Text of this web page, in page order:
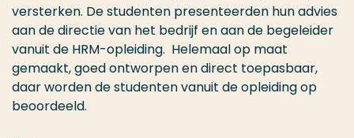
versterken. De studenten presenteerden hun advies
aan de directie van het bedrijf en aan de begeleider
vanuit de HRM-opleiding. Helemaal op maat
gemaakt, goed ontworpenendirect toepasbaar,
daar worden de studentenvanuit de opleidingop
beoordeeld.